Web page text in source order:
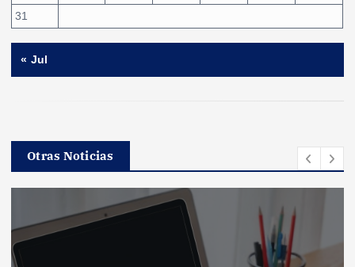
31
« Jul
Otras Noticias